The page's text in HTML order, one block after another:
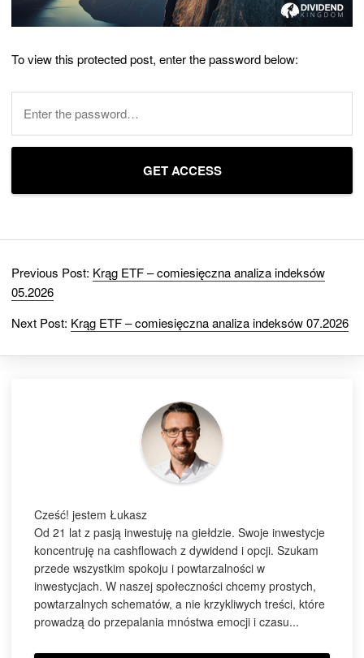
To view this protected post, enter the password below:
Previous Post: Krąg ETF – comiesięczna analiza indeksów
05.2026
Next Post: Krąg ETF – comiesięczna analiza indeksów 07.2026
Cześć! jestem Łukasz
Od 21 lat z pasją inwestuję na giełdzie. Swoje inwestycje
koncentruję na cashflowach z dywidend i opcji. Szukam
przede wszystkim spokoju i powtarzalności w
inwestycjach. W naszej społeczności chcemy prostych,
powtarzalnych schematów, a nie krzykliwych treści, które
prowadzą do przepalania mnóstwa emocji i czasu...